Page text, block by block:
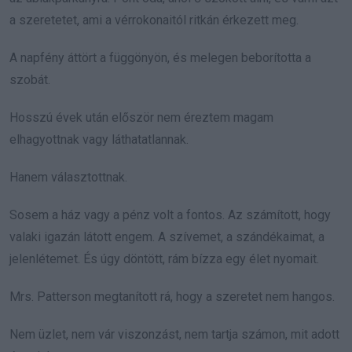
a szeretetet, ami a vérrokonaitól ritkán érkezett meg.
A napfény áttört a függönyön, és melegen beborította a
szobát.
Hosszú évek után először nem éreztem magam
elhagyottnak vagy láthatatlannak.
Hanem választottnak.
Sosem a ház vagy a pénz volt a fontos. Az számított, hogy
valaki igazán látott engem. A szívemet, a szándékaimat, a
jelenlétemet. És úgy döntött, rám bízza egy élet nyomait.
Mrs. Patterson megtanított rá, hogy a szeretet nem hangos.
Nem üzlet, nem vár viszonzást, nem tartja számon, mit adott